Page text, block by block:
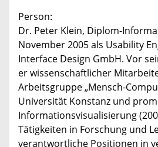
Person:
Dr. Peter Klein, Diplom-
November 2005 als Usability
Interface Design GmbH. Vor
er wissenschaftlicher
Arbeitsgruppe „Mensch-
Universität Konstanz und
Informationsvisualisierung
Tätigkeiten in Forschung und
verantwortliche Positionen in